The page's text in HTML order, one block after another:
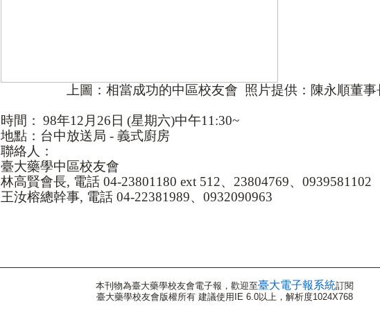
上圖：相當成功的中區校友會 照片提供：陳永順董事
時間： 98年12 月 26 日 (星期六)中午11:30~
地點：台中放送局 - 義式廚房
聯絡人：
臺大藥學中區校友會
林高賢會長, 電話04-23801180 ext 512、 23804769、 0939581102
王汝榕總幹事, 電話04-22381989、 0932090963
本刊物為臺大藥學校友會電子報，歡迎至臺大電子報系統訂閱
臺大藥學校友會版權所有 建議使用IE 6.0以上，解析度1024X768